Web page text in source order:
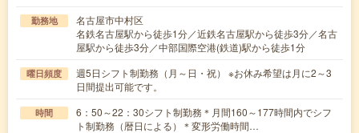
勤務地
名古屋市中村区
名鉄名古屋駅から徒歩1分／近鉄名古屋駅から徒歩3分／名古
屋駅から徒歩3分／中部国際空港(鉄道)駅から徒歩1分
曜日頻度
週5日シフト制勤務（月～日・祝） ※お休み希望は月に2～3
日間提出可能です。
時間
6：50～22：30シフト制勤務＊月間160～177時間内でシフ
ト制勤務（暦日による）＊変形労働時間…